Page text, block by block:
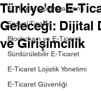
E-Ticaret Optimizasyonu
Sosyal Ticaret
Blockchain ve E-Ticaret
Sürdürülebilir E-Ticaret
E-Ticaret Lojistik Yönetimi
E-Ticaret Güvenliği
Türkiye'de E-
Geleceği: Dijital
ve Girişimcilik